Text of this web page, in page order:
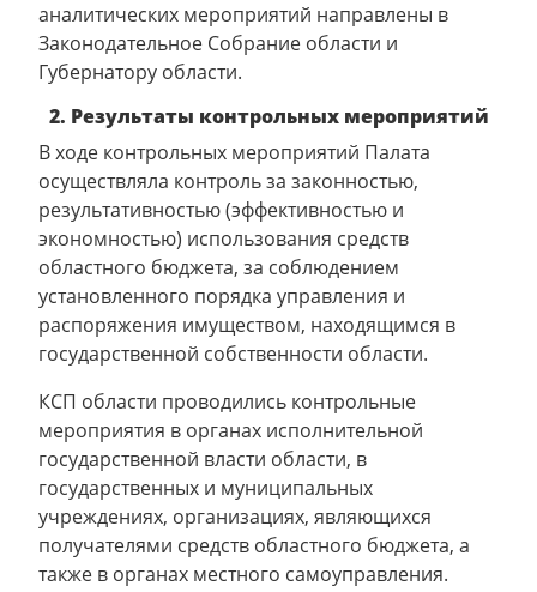
аналитических мероприятий направлены в
Законодательное Собрание области и
Губернатору области.
2. Результаты контрольных мероприятий
В ходе контрольных мероприятий Палата
осуществляла контроль за законностью,
результативностью (эффективностью и
экономностью) использования средств
областного бюджета, за соблюдением
установленного порядка управления и
распоряжения имуществом, находящимся в
государственной собственности области.
КСП области проводились контрольные
мероприятия в органах исполнительной
государственной власти области, в
государственных и муниципальных
учреждениях, организациях, являющихся
получателями средств областного бюджета, а
также в органах местного самоуправления.